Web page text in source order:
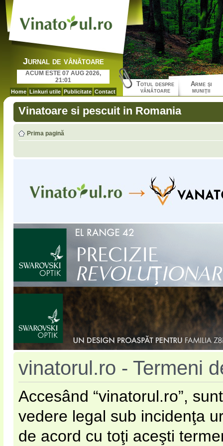
Jurnal de vânătoare
ACUM ESTE 07 AUG 2026,
21:01
Home Linkuri utile Publicitate Contact
Totul despre
vânătoare
Arme şi
muniţii
Vinatoare si pescuit in Romania
Prima pagină
vinatorul.ro - Termeni
Accesând “vinatorul.ro”,
vedere legal sub incidenţa
de acord cu toţi aceşti